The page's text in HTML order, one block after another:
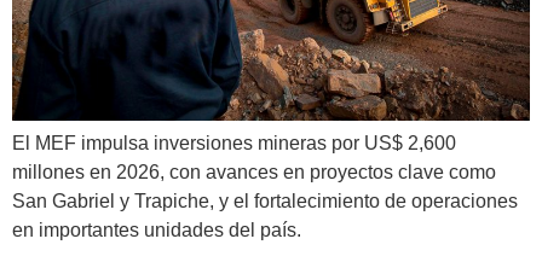
El MEF impulsa inversiones mineras por US$ 2,600
millones en 2026, con avances en proyectos clave como
San Gabriel y Trapiche, y el fortalecimiento de operaciones
en importantes unidades del país.